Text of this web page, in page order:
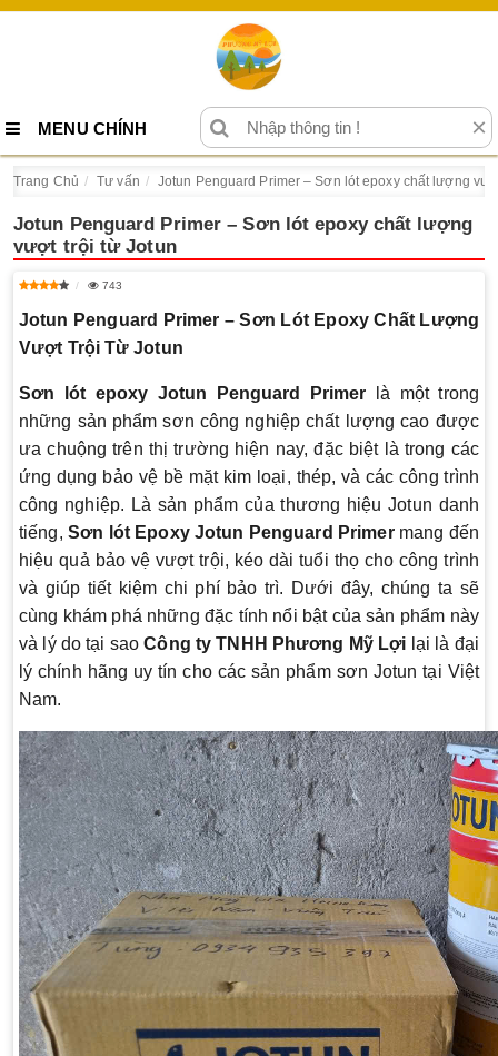
MENU CHÍNH ×
Trang Chủ Tư vấn Jotun Penguard Primer – Sơn lót epoxy chất lượng
Jotun Penguard Primer – Sơn lót epoxy chất lượng
vượt trội từ Jotun
743
Jotun Penguard Primer – Sơn Lót Epoxy Chất Lượng
Vượt Trội Từ Jotun
Sơn lót epoxy Jotun Penguard Primer là một trong
những sản phẩm sơn công nghiệp chất lượng cao được
ưa chuộng trên thị trường hiện nay, đặc biệt là trong các
ứng dụng bảo vệ bề mặt kim loại, thép, và các công trình
công nghiệp. Là sản phẩm của thương hiệu Jotun danh
tiếng, Sơn lót Epoxy Jotun Penguard Primermang đến
hiệu quả bảo vệ vượt trội, kéo dài tuổi thọ cho công trình
và giúp tiết kiệm chi phí bảo trì. Dưới đây, chúng ta sẽ
cùng khám phá những đặc tính nổi bật của sản phẩm này
và lý do tại saoCông ty TNHH Phương Mỹ Lợi lại là đại
lý chính hãng uy tín cho các sản phẩm sơn Jotun tại Việt
Nam.